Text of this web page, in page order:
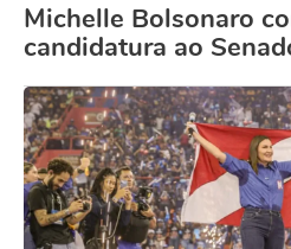
Michelle Bolsonaro
candidatura ao